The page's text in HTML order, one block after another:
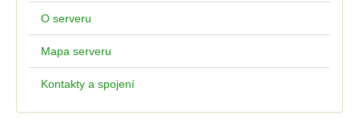
O serveru
Mapa serveru
Kontakty a spojení